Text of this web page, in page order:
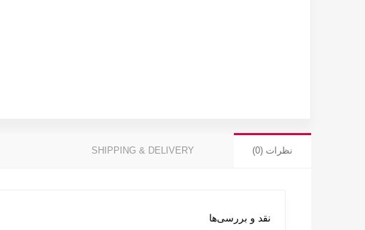
نظرات (0) SHIPPING & DELIVERY
نقد و بررسی‌ها